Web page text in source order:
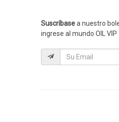
Suscríbasea nuestro
ingrese al mundo OIL VIP